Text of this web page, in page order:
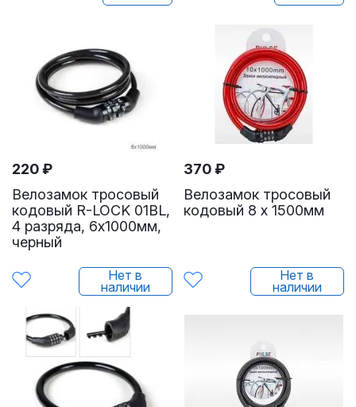
Велозамок тросовый
кодовый R-LOCK 01BL,
4 разряда, 6х1000мм,
черный
220₽
Нет в
наличии
Велозамок тросовый
кодовый 8 х 1500мм
370₽
Нет в
наличии